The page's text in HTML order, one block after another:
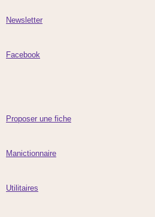
Newsletter
Facebook
Proposer une fiche
Manictionnaire
Utilitaires